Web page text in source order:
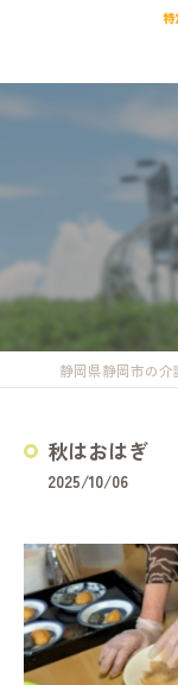
秋はおはぎ
2025/10/06